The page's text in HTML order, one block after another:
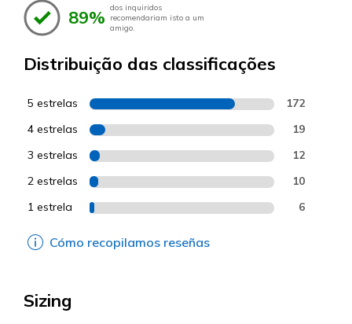
89% dos inquiridos
recomendariam isto a um
amigo.
Distribuição das classificações
5 estrelas 172
4 estrelas 19
3 estrelas 12
2 estrelas 10
1 estrela 6
Cómo recopilamos reseñas
Sizing